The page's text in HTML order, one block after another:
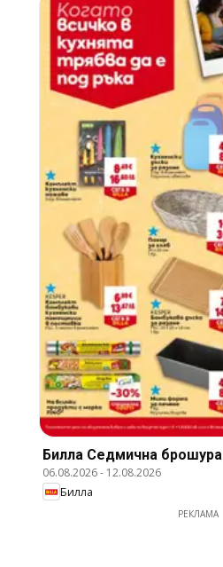
Билла Cедмична брошура
06.08.2026- 12.08.2026
Билла
РЕКЛАМА